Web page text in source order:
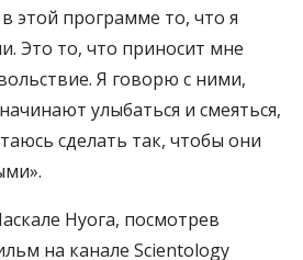
этой программе то, что я
Это то, что приносит мне
Я говорю с ними,
улыбаться и смеяться,
сделать так, чтобы они
Нуога, посмотрев
на канале Scientology